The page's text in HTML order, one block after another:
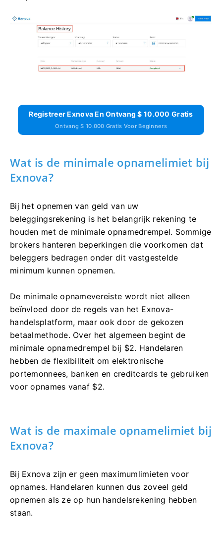
Registreer Exnova En Ontvang $ 10.000 Gratis
Ontvang $ 10.000 Gratis Voor Beginners
Wat is de minimale opnamelimiet bij
Exnova?
Bij het opnemen van geld van uw
beleggingsrekening is het belangrijk rekening te
houden met de minimale opnamedrempel. Sommige
brokers hanteren beperkingen die voorkomen dat
beleggers bedragen onder dit vastgestelde
minimum kunnen opnemen.
De minimale opnamevereiste wordt niet alleen
beïnvloed door de regels van het Exnova-
handelsplatform, maar ook door de gekozen
betaalmethode. Over het algemeen begint de
minimale opnamedrempel bij $2. Handelaren
hebben de flexibiliteit om elektronische
portemonnees, banken en creditcards te gebruiken
voor opnames vanaf $2.
Wat is de maximale opnamelimiet bij
Exnova?
Bij Exnova zijn er geen maximumlimieten voor
opnames. Handelaren kunnen dus zoveel geld
opnemen als ze op hun handelsrekening hebben
staan.